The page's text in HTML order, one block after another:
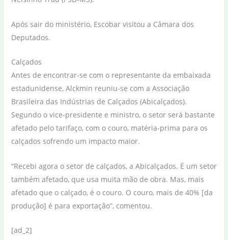
Após sair do ministério, Escobar visitou a Câmara dos
Deputados.
Calçados
Antes de encontrar-se com o representante da embaixada
estadunidense, Alckmin reuniu-se com a Associação
Brasileira das Indústrias de Calçados (Abicalçados).
Segundo o vice-presidente e ministro, o setor será bastante
afetado pelo tarifaço, com o couro, matéria-prima para os
calçados sofrendo um impacto maior.
“Recebi agora o setor de calçados, a Abicalçados. É um setor
também afetado, que usa muita mão de obra. Mas, mais
afetado que o calçado, é o couro. O couro, mais de 40% [da
produção] é para exportação”, comentou.
[ad_2]